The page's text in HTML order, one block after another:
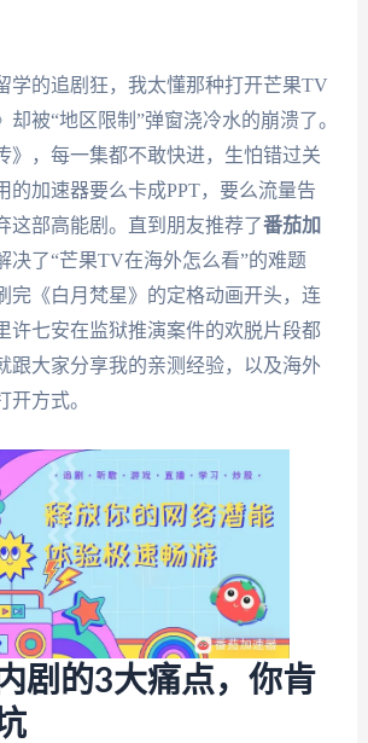
学的追剧狂，我太懂那种打开芒果TV
却被“地区限制”弹窗浇冷水的崩溃了。
》，每一集都不敢快进，生怕错过关
的加速器要么卡成PPT，要么流量告
这部高能剧。直到朋友推荐了番茄加
决了“芒果TV在海外怎么看”的难题
《白月梵星》的定格动画开头，连
许七安在监狱推演案件的欢脱片段都
跟大家分享我的亲测经验，以及海外
开方式。
剧的3大痛点，你肯